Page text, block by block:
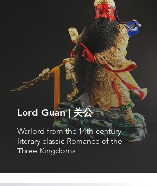
Lord Guan | 关公
Warlord from the 14th-century
literary classic Romance of the
Three Kingdoms